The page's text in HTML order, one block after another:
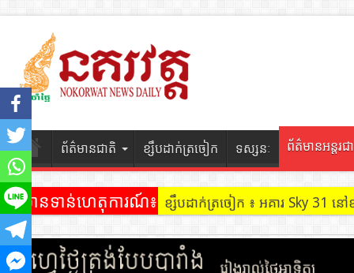
ព័ត៌មានជាតិ ខ្សឹបដាក់ត្រចៀក ទស្សនៈ ព័ត៌មានអន្តរជ
ព័ត៌មានទាន់ហេតុការណ៍៖ ខ្សឹបដាក់ត្រចៀក ៖ អគារ Sky 31